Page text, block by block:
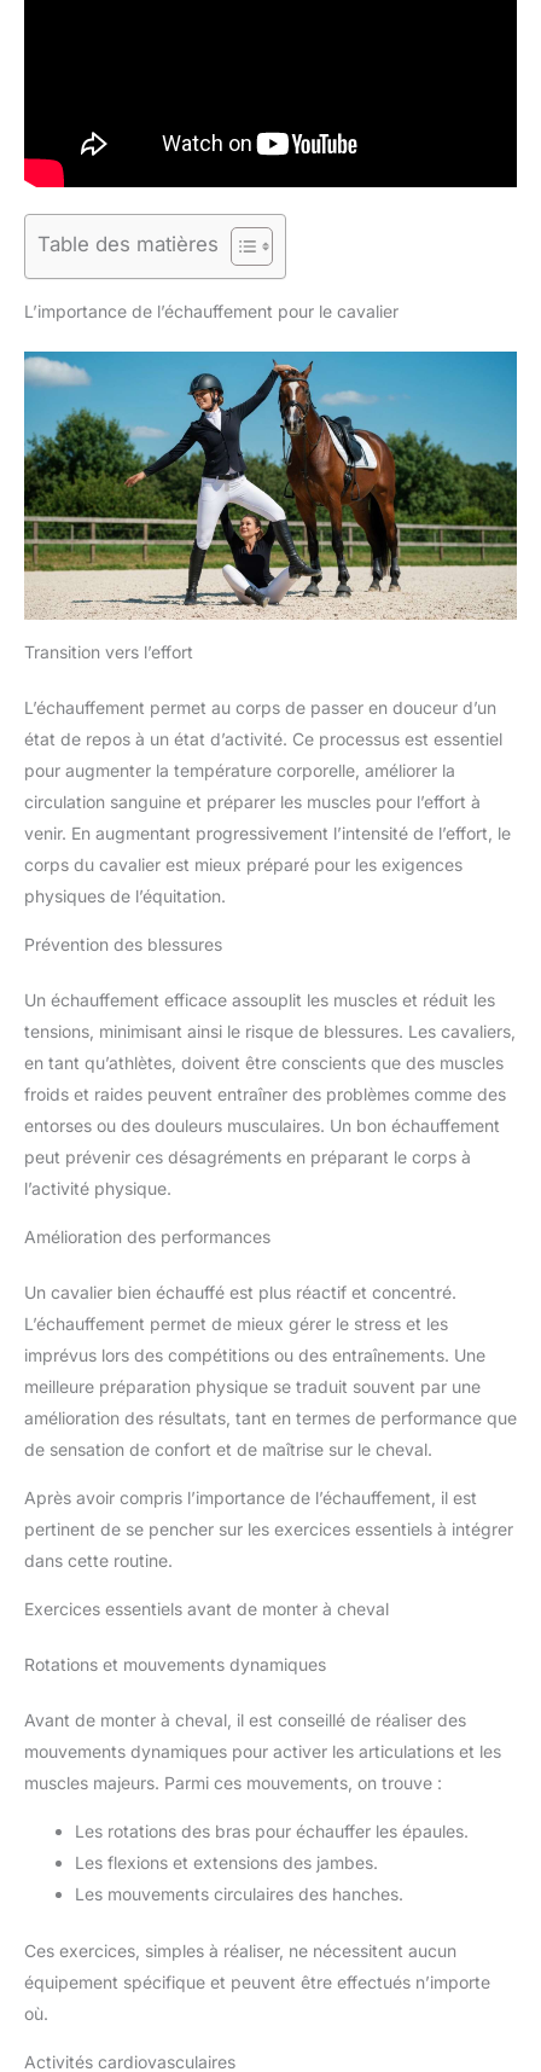
Table des matières
L’importance de l’échauffement pour le cavalier
Transition vers l’effort
L’échauffement permet au corps de passer en douceur d’un
état de repos à un état d’activité. Ce processus est essentiel
pour augmenter la température corporelle, améliorer la
circulation sanguine et préparer les muscles pour l’effort à
venir. En augmentant progressivement l’intensité de l’effort, le
corps du cavalier est mieux préparé pour les exigences
physiques de l’équitation.
Prévention des blessures
Un échauffement efficace assouplit les muscles et réduit les
tensions, minimisant ainsi le risque de blessures. Les cavaliers,
en tant qu’athlètes, doivent être conscients que des muscles
froids et raides peuvent entraîner des problèmes comme des
entorses ou des douleurs musculaires. Un bon échauffement
peut prévenir ces désagréments en préparant le corps à
l’activité physique.
Amélioration des performances
Un cavalier bien échauffé est plus réactif et concentré.
L’échauffement permet de mieux gérer le stress et les
imprévus lors des compétitions ou des entraînements. Une
meilleure préparation physique se traduit souvent par une
amélioration des résultats, tant en termes de performance que
de sensation de confort et de maîtrise sur le cheval.
Après avoir compris l’importance de l’échauffement, il est
pertinent de se pencher sur les exercices essentiels à intégrer
dans cette routine.
Exercices essentiels avant de monter à cheval
Rotations et mouvements dynamiques
Avant de monter à cheval, il est conseillé de réaliser des
mouvements dynamiques pour activer les articulations et les
muscles majeurs. Parmi ces mouvements, on trouve :
Les rotations des bras pour échauffer les épaules.
Les flexions et extensions des jambes.
Les mouvements circulaires des hanches.
Ces exercices, simples à réaliser, ne nécessitent aucun
équipement spécifique et peuvent être effectués n’importe
où.
Activités cardiovasculaires